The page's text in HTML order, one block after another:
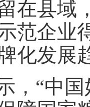
在县域
范企业
化发展
， “中